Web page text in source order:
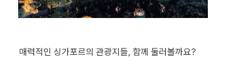
매력적인 싱가포르의 관광지들, 함께 둘러볼까요?